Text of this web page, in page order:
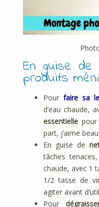
En guise
produits
Pour faire sa
d’eau chaude,
essentielle
part, j’aime
En guise de
tâches
chaude, avec 1
1/2 tasse de
agiter avant
Pour